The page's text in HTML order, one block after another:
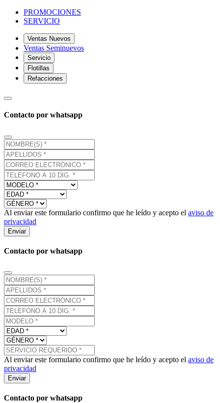
PROMOCIONES
SERVICIO
Ventas Nuevos
Ventas Seminuevos
Servicio
Flotillas
Refacciones
Contacto por whatsapp
Al enviar este formulario confirmo que he leído y acepto el aviso de
privacidad
Enviar
Contacto por whatsapp
Al enviar este formulario confirmo que he leído y acepto el aviso de
privacidad
Enviar
Contacto por whatsapp